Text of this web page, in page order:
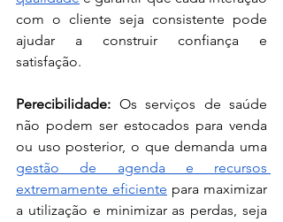
com o cliente seja consistente pode
ajudar a construir confiança e
satisfação.
Perecibilidade: Os serviços de saúde
não podem ser estocados para venda
gestão de agenda e recursos
extremamente eficiente para maximizar
a utilização e minimizar as perdas, seja